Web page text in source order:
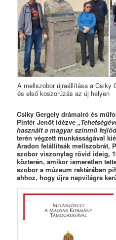
A mellszobor újraállítása a Csiky
és első koszorúzás az új helyen
Csiky Gergely drámaíró és
Pintér Jenőt idézve
használt a magyar színmű
terén végzett munkásságával
Aradon felállítsák mellszobrát,
szobor viszonylag rövid ideig,
közterén, amikor ismeretlen
szobor a múzeum raktárában
ahhoz, hogy újra napvilágra